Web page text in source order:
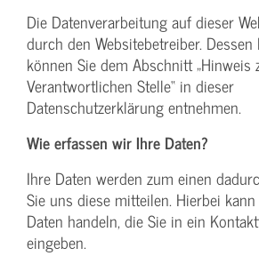
Die Datenverarbeitung auf dieser
durch den Websitebetreiber.
können Sie dem Abschnitt „Hinweis
Verantwortlichen Stelle“ in dieser
Datenschutzerklärung entnehmen.
Wie erfassen wir Ihre Daten?
Ihre Daten werden zum einen
Sie uns diese mitteilen. Hierbei
Daten handeln, die Sie in ein
eingeben.